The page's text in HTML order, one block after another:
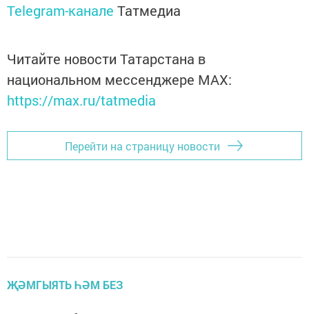
Telegram-канале Татмедиа
Читайте новости Татарстана в
национальном мессенджере MАХ:
https://max.ru/tatmedia
Перейти на страницу новости
ҖӘМГЫЯТЬ ҺӘМ БЕЗ